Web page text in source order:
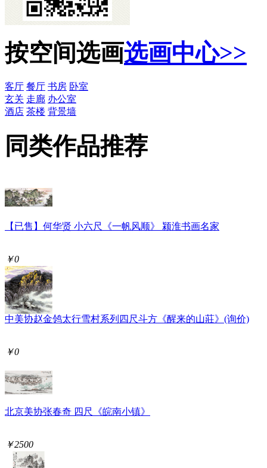
按空间选画选画中心>>
客厅 餐厅 书房 卧室
玄关 走廊 办公室
酒店 茶楼 背景墙
同类作品推荐
【已售】何华贤 小六尺《一帆风顺》 颍淮书画名家
￥0
中美协赵金鸰太行雪村系列四尺斗方《醒来的山莊》(询价)
￥0
北京美协张春奇 四尺《皖南小镇》
￥2500